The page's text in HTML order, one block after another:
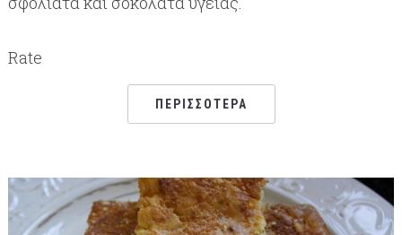
Rate
ΠΕΡΙΣΣΌΤΕΡΑ